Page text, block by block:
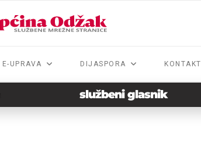
E-UPRAVA DIJASPORA KONTAKT
službeni glasnik